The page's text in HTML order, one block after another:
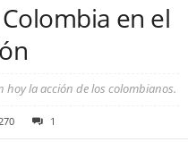
en el
hoy la acción de los colombianos.
1